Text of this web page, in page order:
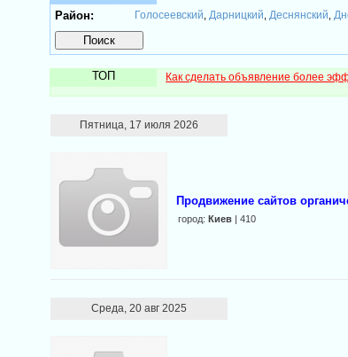
Район:
Голосеевский Дарницкий Деснянский
ТОП Как сделать объявление более
Пятница, 17 июля 2026
Продвижение сайтов
город:Киев | 410
Среда, 20 авг 2025